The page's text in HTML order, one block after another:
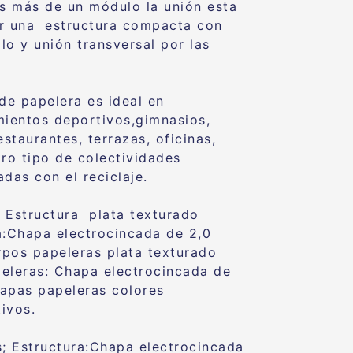
más de un módulo la unión esta
una estructura compacta con
y unión transversal por las
papelera es ideal en
deportivos,gimnasios,
terrazas, oficinas,
tipo de colectividades
con el reciclaje.
plata texturado
Chapa electrocincada de 2,0
papeleras plata texturado
Chapa electrocincada de
papeleras colores
E structura: Chapa electrocincada